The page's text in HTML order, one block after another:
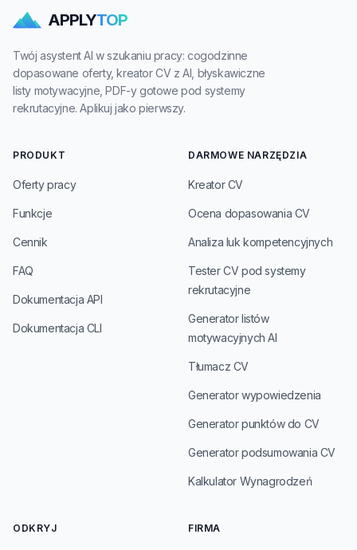
APPLYTOP
Twój asystent AI w szukaniu pracy: cogodzinne
dopasowane oferty, kreator CV z AI, błyskawiczne
listy motywacyjne, PDF-y gotowe pod systemy
rekrutacyjne. Aplikuj jako pierwszy.
PRODUKT
Oferty pracy
Funkcje
Cennik
FAQ
Dokumentacja API
Dokumentacja CLI
DARMOWE NARZĘDZIA
Kreator CV
Ocena dopasowania CV
Analiza luk kompetencyjnych
Tester CV pod systemy
rekrutacyjne
Generator listów
motywacyjnych AI
Tłumacz CV
Generator wypowiedzenia
Generator punktów do CV
Generator podsumowania CV
Kalkulator Wynagrodzeń
ODKRYJ FIRMA